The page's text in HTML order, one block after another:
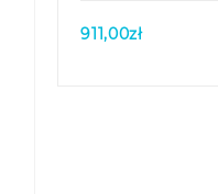
911,00zł